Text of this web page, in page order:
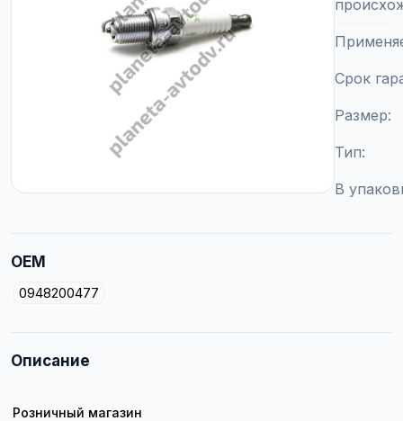
Срок
Размер
Тип
В
OEM
0948200477
Описание
Розничный магазин